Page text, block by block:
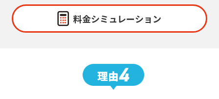
料金シミュレーション